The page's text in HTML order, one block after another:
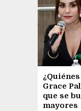
Grace
que se
mayores